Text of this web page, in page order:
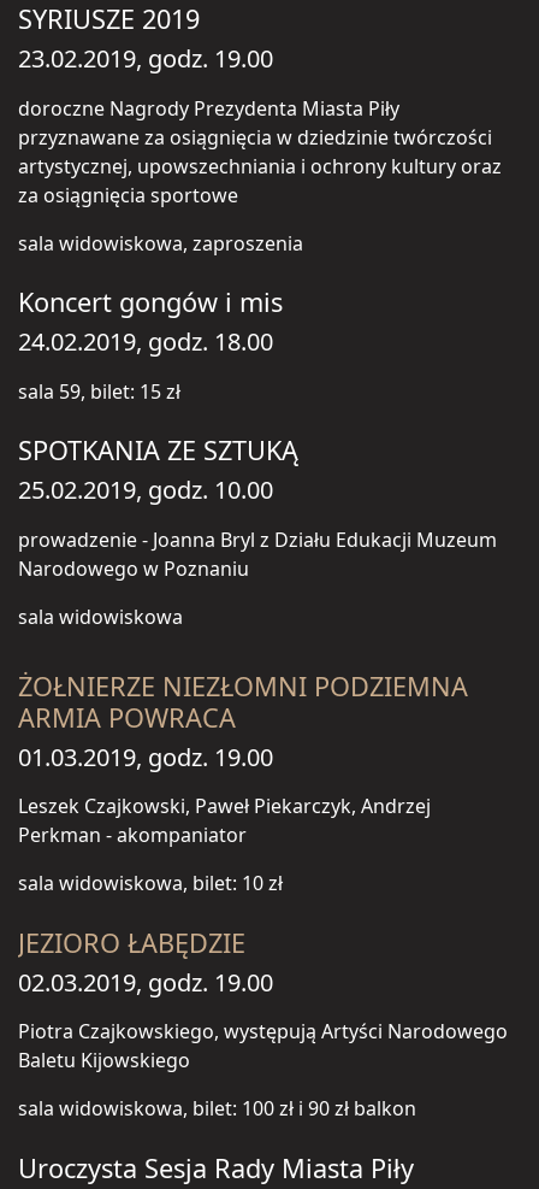
SYRIUSZE 2019
23.02.2019, godz. 19.00
doroczne Nagrody Prezydenta Miasta Piły
przyznawane za osiągnięcia w dziedzinie twórczości
artystycznej, upowszechniania i ochrony kultury oraz
za osiągnięcia sportowe
sala widowiskowa, zaproszenia
Koncert gongów i mis
24.02.2019, godz. 18.00
sala 59, bilet: 15 zł
SPOTKANIA ZE SZTUKĄ
25.02.2019, godz. 10.00
prowadzenie - Joanna Bryl z Działu Edukacji Muzeum
Narodowego w Poznaniu
sala widowiskowa
ŻOŁNIERZE NIEZŁOMNI PODZIEMNA
ARMIA POWRACA
01.03.2019, godz. 19.00
Leszek Czajkowski, Paweł Piekarczyk, Andrzej
Perkman - akompaniator
sala widowiskowa, bilet: 10 zł
JEZIORO ŁABĘDZIE
02.03.2019, godz. 19.00
Piotra Czajkowskiego, występują Artyści Narodowego
Baletu Kijowskiego
sala widowiskowa, bilet: 100 zł i 90 zł balkon
Uroczysta Sesja Rady Miasta Piły